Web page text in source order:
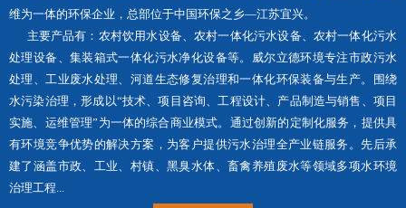
维为一体的环保企业，总部位于中国环保之乡—江苏宜兴。
主要产品有：农村饮用水设备、农村一体化污水设备、农村一体化污水
处理设备、集装箱式一体化污水净化设备等。威尔立德环境专注市政污水
处理、工业废水处理、河道生态修复治理和一体化环保装备与生产。围绕
水污染治理，形成以“技术、项目咨询、工程设计、产品制造与销售、项目
实施、运维管理”为一体的综合商业模式。通过创新的定制化服务，提供具
有环境竞争优势的解决方案，为客户提供污水治理全产业链服务。先后承
建了涵盖市政、工业、村镇、黑臭水体、畜禽养殖废水等领域多项水环境
治理工程...